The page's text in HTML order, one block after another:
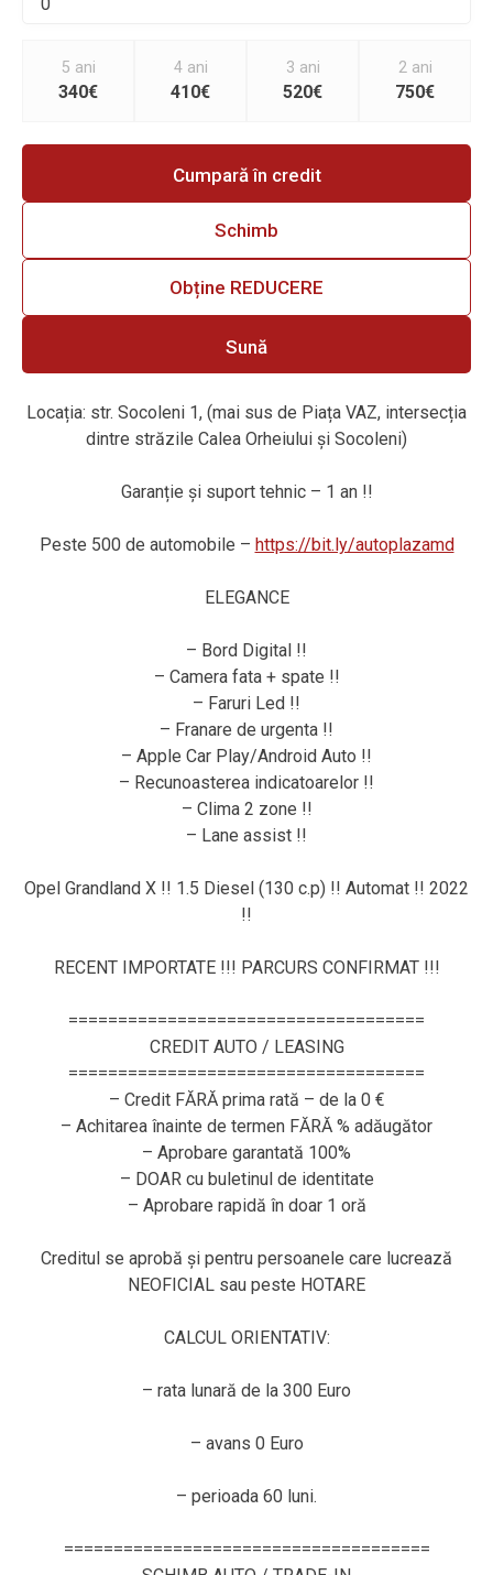
5 ani
340€
4 ani
410€
3 ani
520€
2 ani
750€
Cumpară în credit
Schimb
Obține REDUCERE
Sună
Locația: str. Socoleni 1, (mai sus de Piața VAZ, intersecția
dintre străzile Calea Orheiului și Socoleni)
Garanție și suport tehnic – 1 an !!
Peste 500 de automobile – https://bit.ly/autoplazamd
ELEGANCE
– Bord Digital !!
– Camera fata + spate !!
– Faruri Led !!
– Franare de urgenta !!
– Apple Car Play/Android Auto !!
– Recunoasterea indicatoarelor !!
– Clima 2 zone !!
– Lane assist !!
Opel Grandland X !! 1.5 Diesel (130 c.p) !! Automat !! 2022
!!
RECENT IMPORTATE !!! PARCURS CONFIRMAT !!!
====================================
CREDIT AUTO / LEASING
====================================
– Credit FĂRĂ prima rată – de la 0 €
– Achitarea înainte de termen FĂRĂ % adăugător
– Aprobare garantată 100%
– DOAR cu buletinul de identitate
– Aprobare rapidă în doar 1 oră
Creditul se aprobă și pentru persoanele care lucrează
NEOFICIAL sau peste HOTARE
CALCUL ORIENTATIV:
– rata lunară de la 300 Euro
– avans 0 Euro
– perioada 60 luni.
=====================================